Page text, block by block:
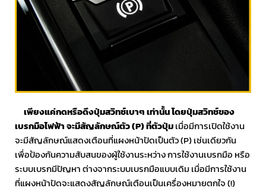
เพียงแค่กดหรือดึงปุ่มสวิทช์เบาๆ เท่านั้น โดยปุ่มสวิทช์ของ
เบรกมือไฟฟ้า จะมีสัญลักษณ์ตัว (P)ที่ตัวปุ่มเมื่อมีการเปิดใช้งาน
จะมีสัญลักษณ์แสดงเตือนที่แผงหน้าปัดเป็นตัว (P) เช่นเดียวกัน
เพื่อป้องกันความสับสนของผู้ใช้งานระหว่าง การใช้งานเบรกมือ หรือ
ระบบเบรกมีปัญหา ต่างจากระบบเบรกมือแบบเดิม เมื่อมีการใช้งาน
ที่แผงหน้าปัดจะแสดงสัญลักษณ์เตือนเป็นเครื่องหมายตกใจ (!)